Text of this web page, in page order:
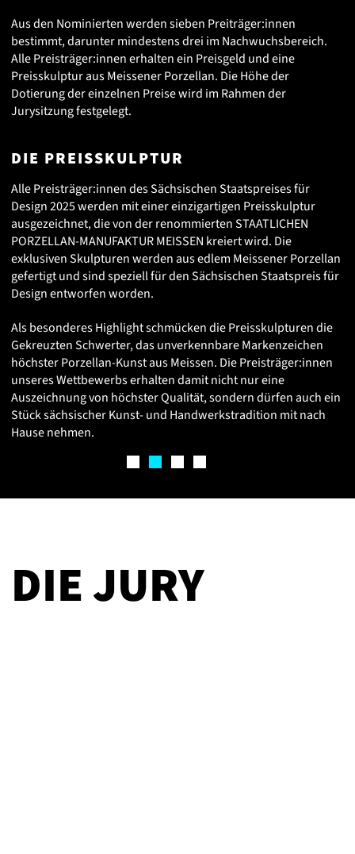
Aus den Nominierten werden sieben Preiträger:innen
bestimmt, darunter mindestens drei im Nachwuchsbereich.
Alle Preisträger:innen erhalten ein Preisgeld und eine
Preisskulptur aus Meissener Porzellan. Die Höhe der
Dotierung der einzelnen Preise wird im Rahmen der
Jurysitzung festgelegt.
DIE PREISSKULPTUR
Alle Preisträger:innen des Sächsischen Staatspreises für
Design 2025 werden mit einer einzigartigen Preisskulptur
ausgezeichnet, die von der renommierten STAATLICHEN
PORZELLAN-MANUFAKTUR MEISSEN kreiert wird. Die
exklusiven Skulpturen werden aus edlem Meissener Porzellan
gefertigt und sind speziell für den Sächsischen Staatspreis für
Design entworfen worden.
Als besonderes Highlight schmücken die Preisskulpturen die
Gekreuzten Schwerter, das unverkennbare Markenzeichen
höchster Porzellan-Kunst aus Meissen. Die Preisträger:innen
unseres Wettbewerbs erhalten damit nicht nur eine
Auszeichnung von höchster Qualität, sondern dürfen auch ein
Stück sächsischer Kunst- und Handwerkstradition mit nach
Hause nehmen.
DIE JURY